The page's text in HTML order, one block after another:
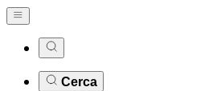
Cerca